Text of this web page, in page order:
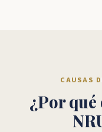
CAUSAS
¿Por